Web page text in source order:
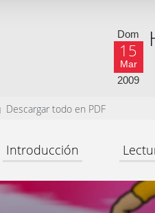
Dom
15
Mar
2009
Descargar todo en PDF
Introducción